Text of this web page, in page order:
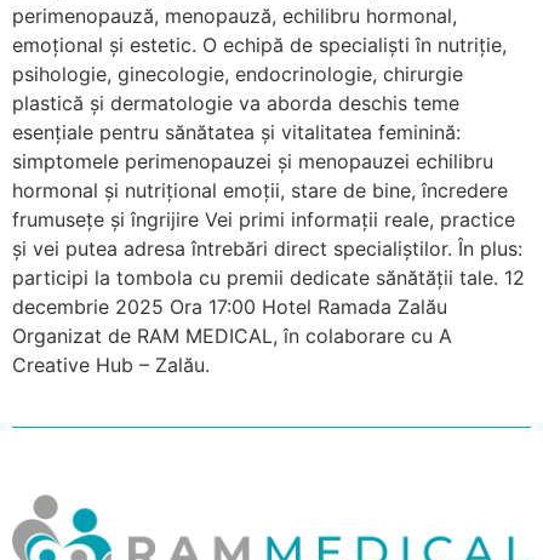
perimenopauză, menopauză, echilibru hormonal,
emoțional și estetic. O echipă de specialiști în nutriție,
psihologie, ginecologie, endocrinologie, chirurgie
plastică și dermatologie va aborda deschis teme
esențiale pentru sănătatea și vitalitatea feminină:
simptomele perimenopauzei și menopauzei echilibru
hormonal și nutrițional emoții, stare de bine, încredere
frumusețe și îngrijire Vei primi informații reale, practice
și vei putea adresa întrebări direct specialiștilor. În plus:
participi la tombola cu premii dedicate sănătății tale. 12
decembrie 2025 Ora 17:00 Hotel Ramada Zalău
Organizat de RAM MEDICAL, în colaborare cu A
Creative Hub – Zalău.